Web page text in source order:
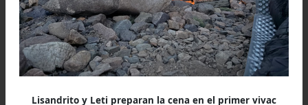
—¡Mejor lo dejamos!